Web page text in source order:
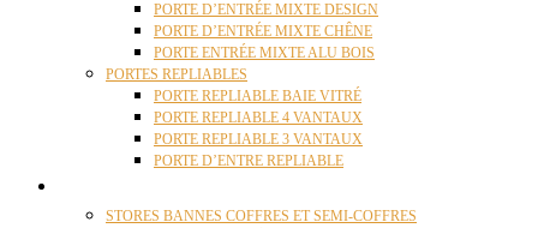
PORTE D’ENTRÉE MIXTE DESIGN
PORTE D’ENTRÉE MIXTE CHÊNE
PORTE ENTRÉE MIXTE ALU BOIS
PORTES REPLIABLES
PORTE REPLIABLE BAIE VITRÉ
PORTE REPLIABLE 4 VANTAUX
PORTE REPLIABLE 3 VANTAUX
PORTE D’ENTRE REPLIABLE
STORES BANNES COFFRES ET SEMI-COFFRES